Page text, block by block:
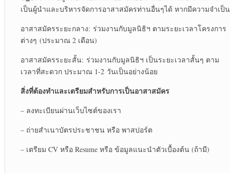
เป็นผู้นำและบริหารจัดการอาสาสมัครท่านอื่นๆได้ หากมีความจำเป็น
อาสาสมัครระยะกลาง: ร่วมงานกับมูลนิธิฯ ตามระยะเวลาโครงการ
ต่างๆ (ประมาณ 2 เดือน)
อาสาสมัครระยะสั้น: ร่วมงานกับมูลนิธิฯ เป็นระยะเวลาสั้นๆ ตาม
เวลาที่สะดวก ประมาณ 1-2 วันเป็นอย่างน้อย
สิ่งที่ต้องทำและเตรียมสำหรับการเป็นอาสาสมัคร
– ลงทะเบียนผ่านเว็บไซต์ของเรา
– ถ่ายสำเนาบัตรประชาชน หรือ พาสปอร์ต
– เตรียม CV หรือ Resume หรือ ข้อมูลแนะนำตัวเบื้องต้น (ถ้ามี)